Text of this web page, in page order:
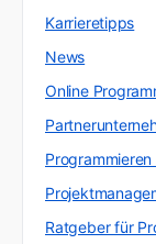
Karrieretipps
News
Online
Ratgeber für